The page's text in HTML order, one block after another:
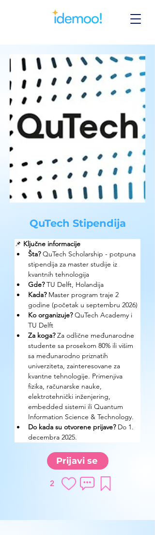
QuTech Stipendija
📌 Ključne informacije
Šta? QuTech Scholarship - potpuna
stipendija za master studije iz
kvantnih tehnologija
Gde? TU Delft, Holandija
Kada? Master program traje 2
godine (početak u septembru 2026)
Ko organizuje? QuTech Academy i
TU Delft
Za koga? Za odlične međunarodne
studente sa prosekom 80% ili višim
sa međunarodno priznatih
univerziteta, zainteresovane za
kvantne tehnologije. Primenjiva
fizika, računarske nauke,
elektrotehnički inženjering,
embedded sistemi ili Quantum
Information Science & Technology.
Do kada su otvorene prijave? Do 1.
decembra 2025.
Prijavi se
2